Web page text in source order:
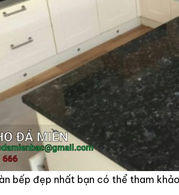
phẩm trong giỏ hàng.
bếp đẹp nhất bạn có thể tham